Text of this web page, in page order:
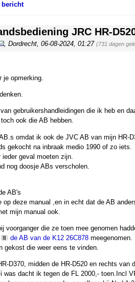
bericht
JRC HR-
, Dordrecht, 06-08-2024, 01:27 (731 dagen
je opmerking.
gebruikershandleidingen die ik heb en
ook die AB hebben.
omdat ik ook de JVC AB van mijn HR-
gekocht na inbraak medio 1990 of zo iets.
geval moeten zijn.
nog doosje ABs verscholen.
AB's
op deze manual ,en in echt dat de AB
mijn manual ook.
voorganger die ze toen mee genomen
de AB van de K12 26C878 meegenomen.
gekost die weer eens te vinden.
D370, midden de HR-D520 en rechts
was dacht ik tegen de FL 2000,- toen.Incl